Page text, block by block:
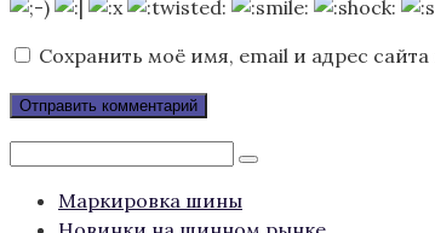
Сохранить моё имя, email и адрес
Поиск:
Маркировка шины